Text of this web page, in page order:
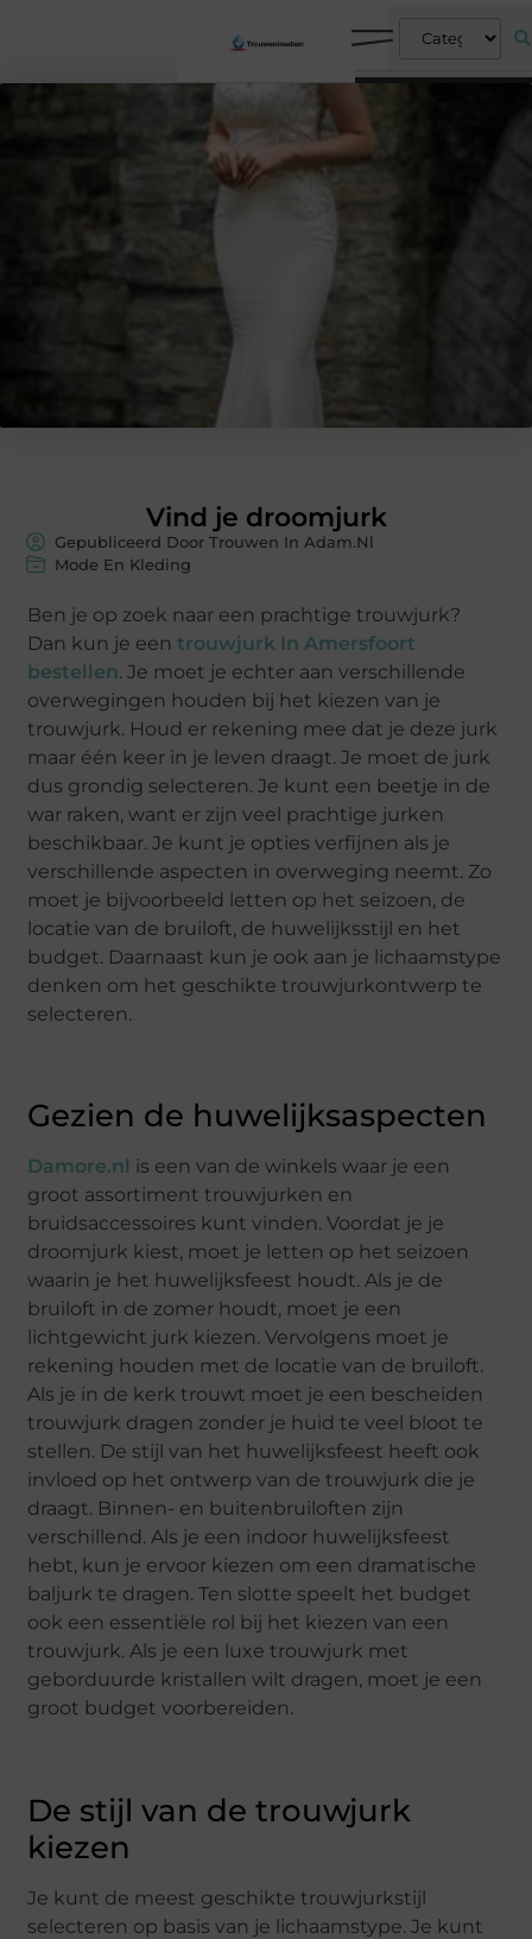
Vind je droomjurk
Gepubliceerd Door Trouwen In Adam.nl
Mode En Kleding
Ben je op zoek naar een prachtige trouwjurk?
Dan kun je eentrouwjurk In Amersfoort
bestellen. Je moet je echter aan verschillende
overwegingen houden bij het kiezen van je
trouwjurk. Houd er rekening mee dat je deze jurk
maar één keer in je leven draagt. Je moet de jurk
dus grondig selecteren. Je kunt een beetje in de
war raken, want er zijn veel prachtige jurken
beschikbaar. Je kunt je opties verfijnen als je
verschillende aspecten in overweging neemt. Zo
moet je bijvoorbeeld letten op het seizoen, de
locatie van de bruiloft, de huwelijksstijl en het
budget. Daarnaast kun je ook aan je lichaamstype
denken om het geschikte trouwjurkontwerp te
selecteren.
Gezien de huwelijksaspecten
Damore.nl
is een van de winkels waar je een
groot assortiment trouwjurken en
bruidsaccessoires kunt vinden. Voordat je je
droomjurk kiest, moet je letten op het seizoen
waarin je het huwelijksfeest houdt. Als je de
bruiloft in de zomer houdt, moet je een
lichtgewicht jurk kiezen. Vervolgens moet je
rekening houden met de locatie van de bruiloft.
Als je in de kerk trouwt moet je een bescheiden
trouwjurk dragen zonder je huid te veel bloot te
stellen. De stijl van het huwelijksfeest heeft ook
invloed op het ontwerp van de trouwjurk die je
draagt. Binnen- en buitenbruiloften zijn
verschillend. Als je een indoor huwelijksfeest
hebt, kun je ervoor kiezen om een ​​dramatische
baljurk te dragen. Ten slotte speelt het budget
ook een essentiële rol bij het kiezen van een
trouwjurk. Als je een luxe trouwjurk met
geborduurde kristallen wilt dragen, moet je een
groot budget voorbereiden.
De stijl van de trouwjurk
kiezen
Je kunt de meest geschikte trouwjurkstijl
selecteren op basis van je lichaamstype. Je kunt